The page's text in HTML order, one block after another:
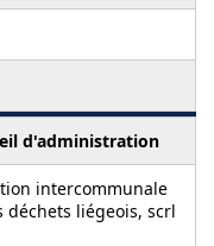
d'administration
intercommunale
liégeois, scrl